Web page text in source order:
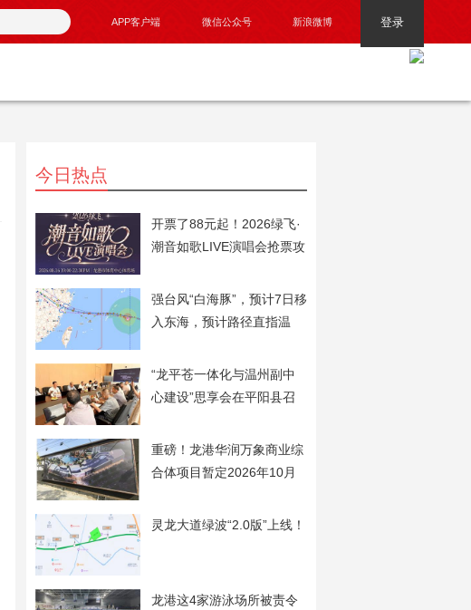
APP客户端 微信公众号 新浪微博 登录
今日热点
开票了88元起！2026绿飞·
潮音如歌LIVE演唱会抢票攻
强台风“白海豚”，预计7日移
入东海，预计路径直指温
“龙平苍一体化与温州副中
心建设”思享会在平阳县召
重磅！龙港华润万象商业综
合体项目暂定2026年10月
灵龙大道绿波“2.0版”上线！
龙港这4家游泳场所被责令